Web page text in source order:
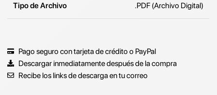
Tipo de Archivo .PDF (Archivo Digital)
Pago seguro con tarjeta de crédito o PayPal
Descargar inmediatamente después de la compra
Recibe los links de descarga en tu correo